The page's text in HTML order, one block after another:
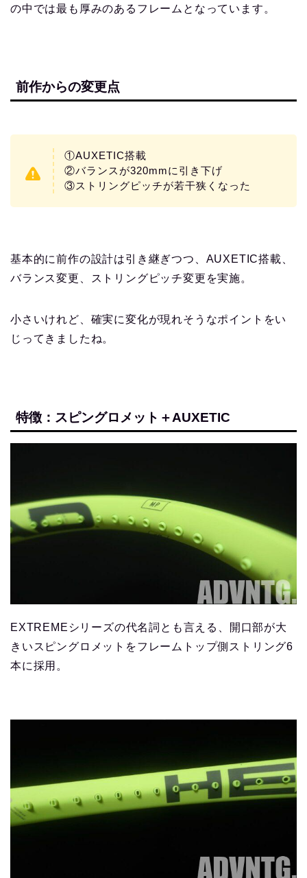
の中では最も厚みのあるフレームとなっています。
前作からの変更点
①AUXETIC搭載
②バランスが320mmに引き下げ
③ストリングピッチが若干狭くなった
基本的に前作の設計は引き継ぎつつ、AUXETIC搭載、
バランス変更、ストリングピッチ変更を実施。
小さいけれど、確実に変化が現れそうなポイントをい
じってきましたね。
特徴：スピングロメット＋AUXETIC
EXTREMEシリーズの代名詞とも言える、開口部が大
きいスピングロメットをフレームトップ側ストリング6
本に採用。